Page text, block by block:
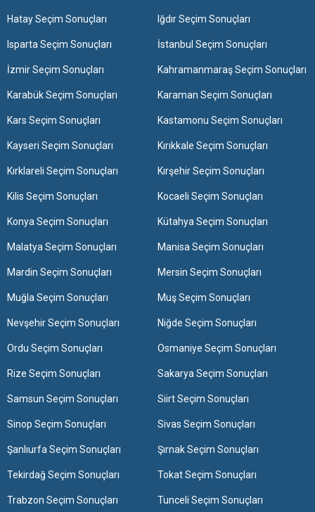
Hatay Seçim Sonuçları Iğdır Seçim Sonuçları
Isparta Seçim Sonuçları İstanbul Seçim Sonuçları
İzmir Seçim Sonuçları Kahramanmaraş Seçim Sonuçları
Karabük Seçim Sonuçları Karaman Seçim Sonuçları
Kars Seçim Sonuçları Kastamonu Seçim Sonuçları
Kayseri Seçim Sonuçları Kırıkkale Seçim Sonuçları
Kırklareli Seçim Sonuçları Kırşehir Seçim Sonuçları
Kilis Seçim Sonuçları Kocaeli Seçim Sonuçları
Konya Seçim Sonuçları Kütahya Seçim Sonuçları
Malatya Seçim Sonuçları Manisa Seçim Sonuçları
Mardin Seçim Sonuçları Mersin Seçim Sonuçları
Muğla Seçim Sonuçları Muş Seçim Sonuçları
Nevşehir Seçim Sonuçları Niğde Seçim Sonuçları
Ordu Seçim Sonuçları Osmaniye Seçim Sonuçları
Rize Seçim Sonuçları Sakarya Seçim Sonuçları
Samsun Seçim Sonuçları Siirt Seçim Sonuçları
Sinop Seçim Sonuçları Sivas Seçim Sonuçları
Şanlıurfa Seçim Sonuçları Şırnak Seçim Sonuçları
Tekirdağ Seçim Sonuçları Tokat Seçim Sonuçları
Trabzon Seçim Sonuçları Tunceli Seçim Sonuçları